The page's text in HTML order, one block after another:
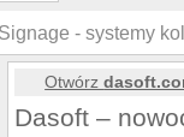
- systemy
Otwórz
Dasoft –